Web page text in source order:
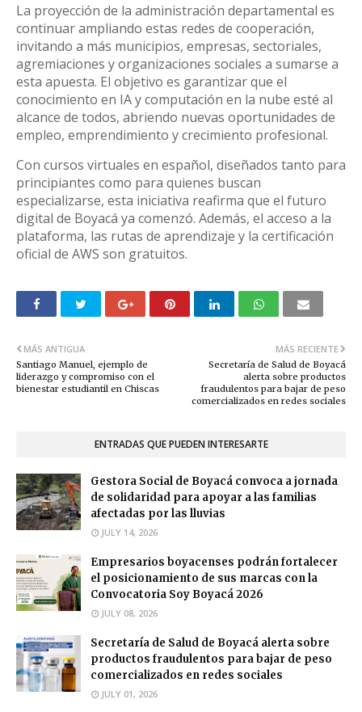
La proyección de la administración departamental es
continuar ampliando estas redes de cooperación,
invitando a más municipios, empresas, sectoriales,
agremiaciones y organizaciones sociales a sumarse a
esta apuesta. El objetivo es garantizar que el
conocimiento en IA y computación en la nube esté al
alcance de todos, abriendo nuevas oportunidades de
empleo, emprendimiento y crecimiento profesional.
Con cursos virtuales en español, diseñados tanto para
principiantes como para quienes buscan
especializarse, esta iniciativa reafirma que el futuro
digital de Boyacá ya comenzó. Además, el acceso a la
plataforma, las rutas de aprendizaje y la certificación
oficial de AWS son gratuitos.
MÁS RECIENTE
Secretaría de Salud de Boyacá
alerta sobre productos
fraudulentos para bajar de peso
comercializados en redes sociales
MÁS ANTIGUA
Santiago Manuel, ejemplo de
liderazgo y compromiso con el
bienestar estudiantil en Chiscas
ENTRADAS QUE PUEDEN INTERESARTE
Gestora Social de Boyacá convoca a jornada
de solidaridad para apoyar a las familias
afectadas por las lluvias
JULY 14, 2026
Empresarios boyacenses podrán fortalecer
el posicionamiento de sus marcas con la
Convocatoria Soy Boyacá 2026
JULY 08, 2026
Secretaría de Salud de Boyacá alerta sobre
productos fraudulentos para bajar de peso
comercializados en redes sociales
JULY 01, 2026